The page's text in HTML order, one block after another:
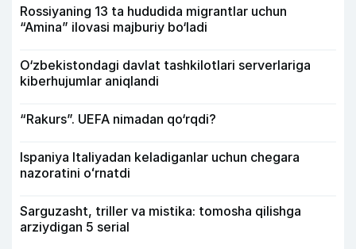
Rossiyaning 13 ta hududida migrantlar uchun
“Amina” ilovasi majburiy bo‘ladi
O‘zbekistondagi davlat tashkilotlari serverlariga
kiberhujumlar aniqlandi
“Rakurs”. UEFA nimadan qo‘rqdi?
Ispaniya Italiyadan keladiganlar uchun chegara
nazoratini oʻrnatdi
Sarguzasht, triller va mistika: tomosha qilishga
arziydigan 5 serial